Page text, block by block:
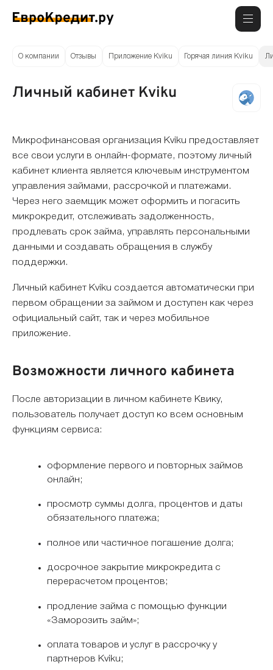
О компании Отзывы Приложение Kviku Горячая линия Kviku
Личный кабинет Kviku
Микрофинансовая организация Kviku предоставляет
все свои услуги в онлайн-формате, поэтому личный
кабинет клиента является ключевым инструментом
управления займами, рассрочкой и платежами.
Через него заемщик может оформить и погасить
микрокредит, отслеживать задолженность,
продлевать срок займа, управлять персональными
данными и создавать обращения в службу
поддержки.
Личный кабинет Kviku создается автоматически при
первом обращении за займом и доступен как через
официальный сайт, так и через мобильное
приложение.
Возможности личного кабинета
После авторизации в личном кабинете Квику,
пользователь получает доступ ко всем основным
функциям сервиса:
оформление первого и повторных займов
онлайн;
просмотр суммы долга, процентов и даты
обязательного платежа;
полное или частичное погашение долга;
досрочное закрытие микрокредита с
перерасчетом процентов;
продление займа с помощью функции
«Заморозить займ»;
оплата товаров и услуг в рассрочку у
партнеров Kviku;